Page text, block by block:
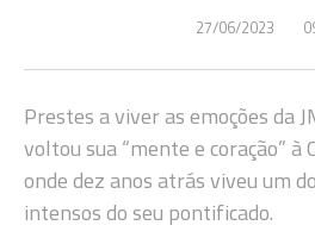
27/06/2023
Prestes a viver as emoções da
voltou sua “mente e coração” à
onde dez anos atrás viveu um
intensos do seu pontificado.